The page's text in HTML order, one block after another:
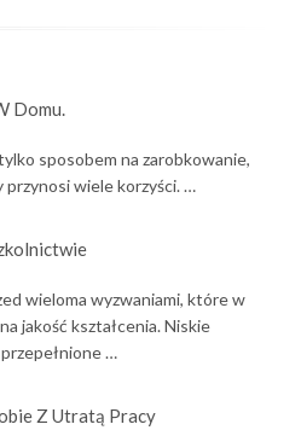
Domu.
sposobem na zarobkowanie,
przynosi wiele korzyści. …
wieloma wyzwaniami, które w
jakość kształcenia. Niskie
…
Z Utratą Pracy